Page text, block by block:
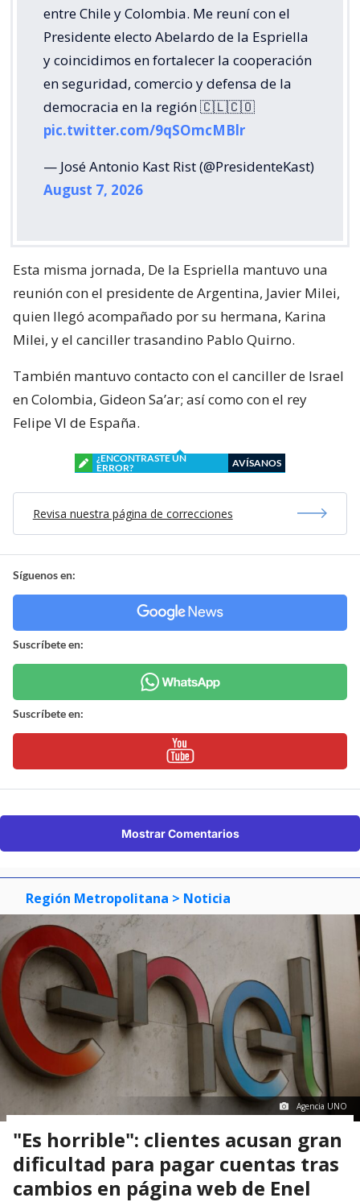
entre Chile y Colombia. Me reuní con el
Presidente electo Abelardo de la Espriella
y coincidimos en fortalecer la cooperación
en seguridad, comercio y defensa de la
democracia en la región 🇨🇱🇨🇴
pic.twitter.com/9qSOmcMBlr
— José Antonio Kast Rist (@PresidenteKast)
August 7, 2026
Esta misma jornada, De la Espriella mantuvo una
reunión con el presidente de Argentina, Javier Milei,
quien llegó acompañado por su hermana, Karina
Milei, y el canciller trasandino Pablo Quirno.
También mantuvo contacto con el canciller de Israel
en Colombia, Gideon Sa’ar; así como con el rey
Felipe VI de España.
¿ENCONTRASTE UN
ERROR?
AVÍSANOS
Revisa nuestra página de correcciones
Síguenos en:
Suscríbete en:
Suscríbete en:
Mostrar Comentarios
Región Metropolitana > Noticia
Agencia UNO
"Es horrible": clientes acusan gran
dificultad para pagar cuentas tras
cambios en página web de Enel